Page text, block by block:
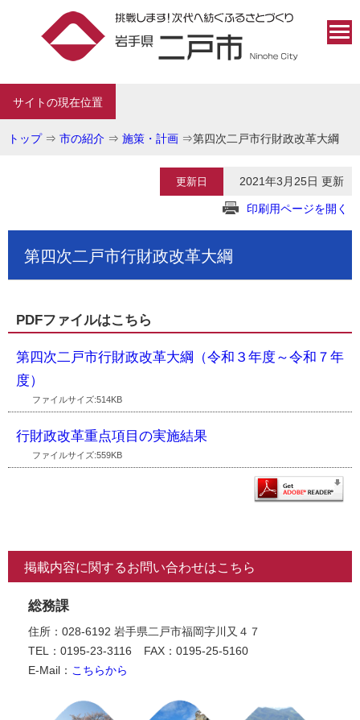
サイトの現在位置
トップ⇒ 市の紹介 ⇒ 施策・計画 ⇒第四次二戸市行財政改革大綱
更新日 2021年3月25日 更新
印刷用ページを開く
第四次二戸市行財政改革大綱
PDFファイルはこちら
第四次二戸市行財政改革大綱（令和３年度～令和７年
度）
ファイルサイズ:514KB
行財政改革重点項目の実施結果
ファイルサイズ:559KB
掲載内容に関するお問い合わせはこちら
総務課
住所：028-6192 岩手県二戸市福岡字川又４７
TEL：0195-23-3116
FAX：0195-25-5160
E-Mail： こちらから